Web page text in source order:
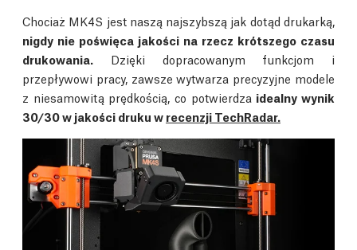
Chociaż MK4S jest naszą najszybszą jak dotąd drukarką,
nigdy nie poświęca jakości na rzecz krótszego czasu
drukowania. Dzięki dopracowanym funkcjom i
przepływowi pracy, zawsze wytwarza precyzyjne modele
z niesamowitą prędkością, co potwierdza idealny wynik
30/30 w jakości druku w recenzji TechRadar.